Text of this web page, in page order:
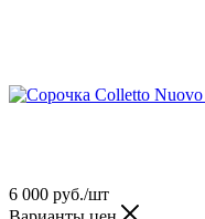
6 000 руб./шт